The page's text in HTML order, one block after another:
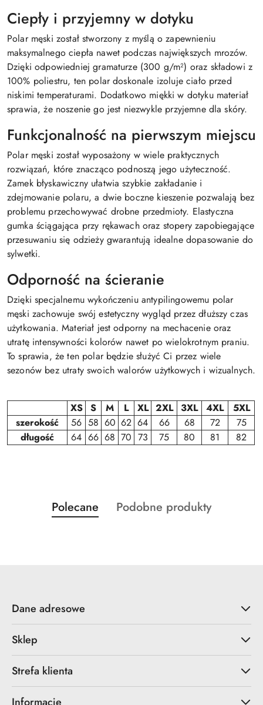
Ciepły i przyjemny w dotyku
Polar męski został stworzony z myślą o zapewnieniu
maksymalnego ciepła nawet podczas największych mrozów.
Dzięki odpowiedniej gramaturze (300 g/m²) oraz składowi z
100% poliestru, ten polar doskonale izoluje ciało przed
niskimi temperaturami. Dodatkowo miękki w dotyku materiał
sprawia, że noszenie go jest niezwykle przyjemne dla skóry.
Funkcjonalność na pierwszym miejscu
Polar męski został wyposażony w wiele praktycznych
rozwiązań, które znacząco podnoszą jego użyteczność.
Zamek błyskawiczny ułatwia szybkie zakładanie i
zdejmowanie polaru, a dwie boczne kieszenie pozwalają bez
problemu przechowywać drobne przedmioty. Elastyczna
gumka ściągająca przy rękawach oraz stopery zapobiegające
przesuwaniu się odzieży gwarantują idealne dopasowanie do
sylwetki.
Odporność na ścieranie
Dzięki specjalnemu wykończeniu antypilingowemu polar
męski zachowuje swój estetyczny wygląd przez dłuższy czas
użytkowania. Materiał jest odporny na mechacenie oraz
utratę intensywności kolorów nawet po wielokrotnym praniu.
To sprawia, że ten polar będzie służyć Ci przez wiele
sezonów bez utraty swoich walorów użytkowych i wizualnych.
XS S M L XL 2XL 3XL 4XL
5XL
szerokość
56 58 60 62 64 66 68 72
75
długość
64 66 68 70 73 75 80 81 82
Pomiń karuzelę produktów
Produkty
o
Polecane
Produkty
Podobne produkty
Dane adresowe
Sklep
Strefa klienta